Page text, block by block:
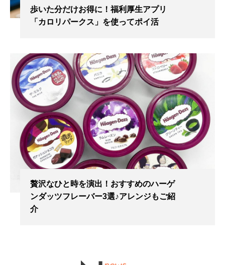
歩いた分だけお得に！福利厚生アプリ
「カロリパークス」を使ってポイ活
贅沢なひと時を演出！おすすめのハーゲ
ンダッツフレーバー3選♪アレンジもご紹
介